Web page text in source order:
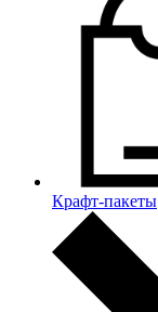
Крафт-пакеты